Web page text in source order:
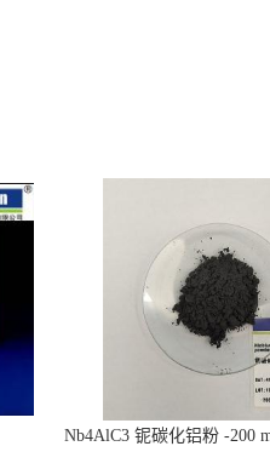
Nb4AlC3 铌碳化铝粉 -200